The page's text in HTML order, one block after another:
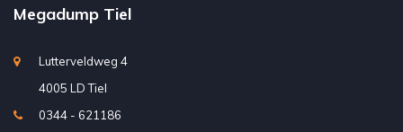
Megadump Tiel
Lutterveldweg 4
4005 LD Tiel
0344 - 621186